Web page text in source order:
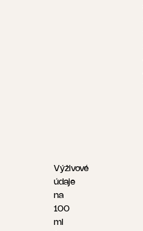
Výživové
údaje
na
100
ml